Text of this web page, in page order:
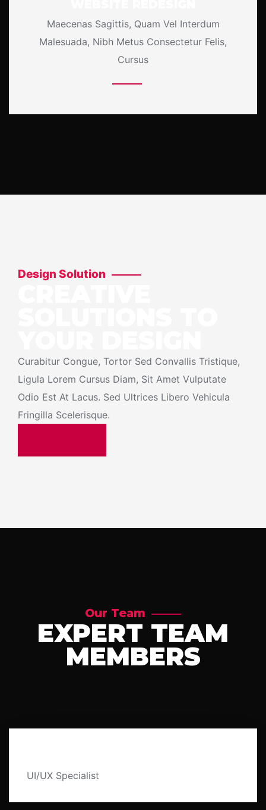
Maecenas Sagittis, Quam Vel Interdum
Malesuada, Nibh Metus Consectetur Felis,
Cursus
Design Solution
Curabitur Congue, Tortor Sed Convallis Tristique,
Ligula Lorem Cursus Diam, Sit Amet Vulputate
Odio Est At Lacus. Sed Ultrices Libero Vehicula
Fringilla Scelerisque.
Our Team
EXPERT TEAM
MEMBERS
UI/UX Specialist